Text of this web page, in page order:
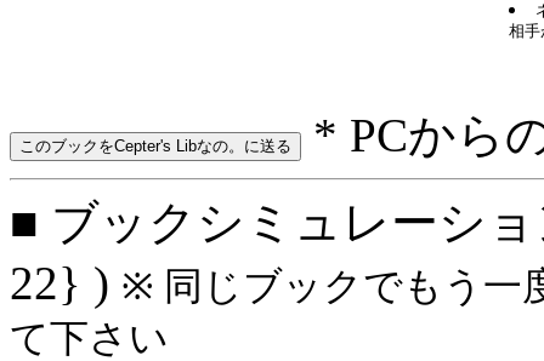
相
* PCから
■ ブックシミュレーシ
22} ) ※ 同じブックでもう一
て下さい